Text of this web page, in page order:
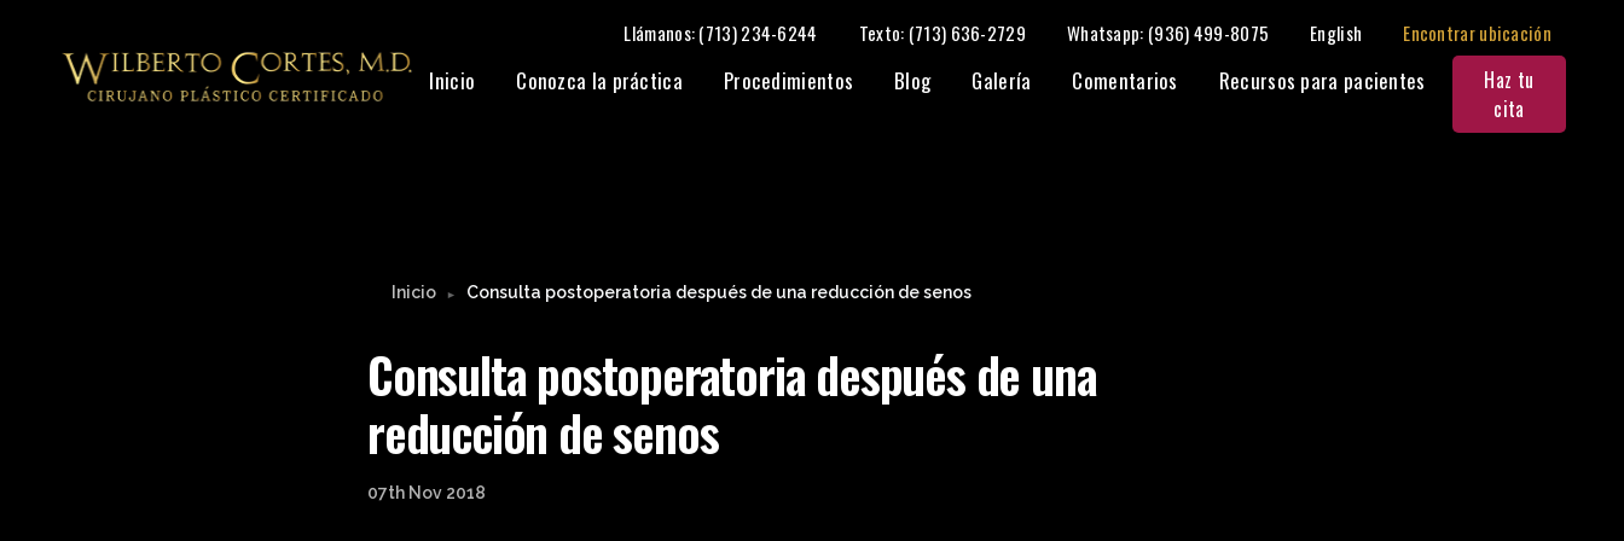
Llámanos: (713) 234-6244 Texto: (713) 636-2729 Whatsapp: (936) 499-8075 English Encontrar ubicación
Inicio Conozca la práctica Procedimientos Blog Galería Comentarios Recursos para pacientes
Haz tu
cita
Inicio ► Consulta postoperatoria después de una reducción de senos
Consulta postoperatoria después de una
reducción de senos
07th Nov 2018